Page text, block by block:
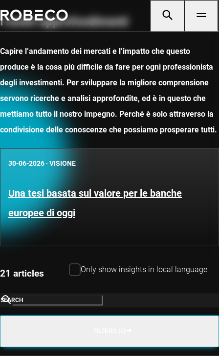
I nostri approfondimenti
Capire l’andamento dei mercati e l’impatto che questo
produce è la cosa più difficile da fare per ogni professionista
degli investimenti. Per sviluppare la migliore comprensione
servono ricerche e analisi approfondite, ed è in questo che
mettiamo tutto il nostro impegno. Perché è solo attraverso la
condivisione delle conoscenze che possiamo prosperare tutti.
30-06-2026 · VISIONE
Una tesi basata sul valore per le banche
europee di oggi
21 articles Only show insights in local language
SEARCH